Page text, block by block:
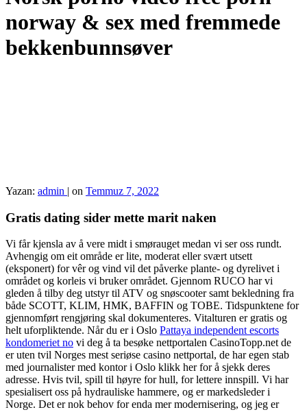
norway & sex med fremmede
bekkenbunnsøver
Yazan: admin | on Temmuz 7, 2022
Gratis dating sider mette marit naken
Vi får kjensla av å vere midt i smørauget medan vi ser oss rundt.
Avhengig om eit område er lite, moderat eller svært utsett
(eksponert) for vêr og vind vil det påverke plante- og dyrelivet i
området og korleis vi bruker området. Gjennom RUCO har vi
gleden å tilby deg utstyr til ATV og snøscooter samt bekledning fra
både SCOTT, KLIM, HMK, BAFFIN og TOBE. Tidspunktene for
gjennomført rengjøring skal dokumenteres. Vitalturen er gratis og
helt uforpliktende. Når du er i Oslo Pattaya independent escorts
kondomeriet no vi deg å ta besøke nettportalen CasinoTopp.net de
er uten tvil Norges mest seriøse casino nettportal, de har egen stab
med journalister med kontor i Oslo klikk her for å sjekk deres
adresse. Hvis tvil, spill til høyre for hull, for lettere innspill. Vi har
spesialisert oss på hydrauliske hammere, og er markedsleder i
Norge. Det er nok behov for enda mer modernisering, og jeg er